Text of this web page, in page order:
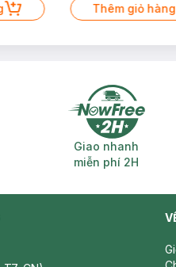
Thêm giỏ hàng
nhận hàng Giao nhanh
Giao nhanh
miễn phí 2H